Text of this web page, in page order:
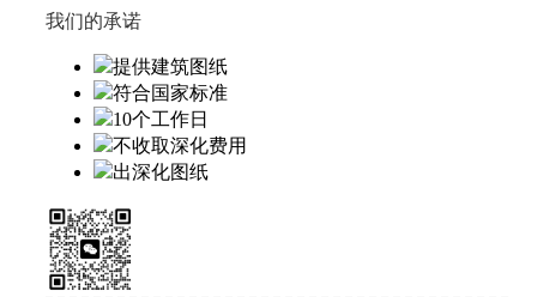
我们的承诺
提供建筑图纸
符合国家标准
10个工作日
不收取深化费用
出深化图纸